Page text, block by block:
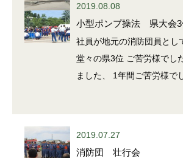
2019.08.08
小型ポンプ操法 県大会3
社員が地元の消防団員とし
堂々の県3位 ご苦労様でし
ました、 1年間ご苦労様で
2019.07.27
消防団 壮行会